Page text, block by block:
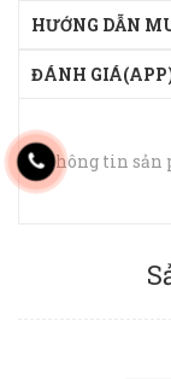
HƯỚNG DẪN
ĐÁNH
Thông tin sản